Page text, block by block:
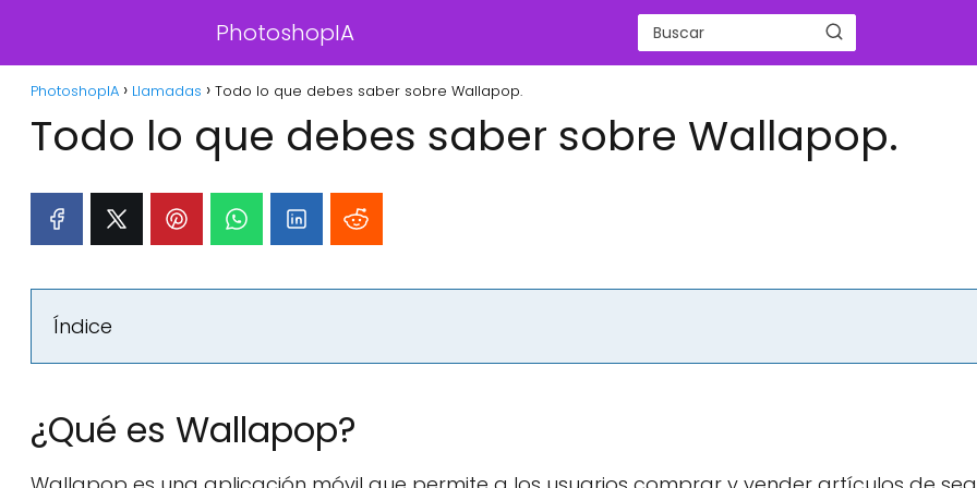
PhotoshopIA
PhotoshopIA Llamadas Todo lo que debes saber sobre Wallapop.
Todo lo que debes saber sobre Wallapop.
Índice
¿Qué es Wallapop?